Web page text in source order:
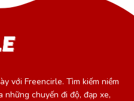
với Freencirle. Tìm kiếm niềm
những chuyến đi độ, đạp xe,